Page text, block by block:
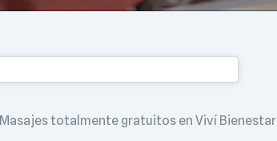
Masajes totalmente gratuitos en Viví Bienestar